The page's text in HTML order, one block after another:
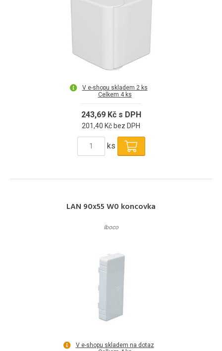
V e-shopu skladem 2 ks
Celkem 4 ks
243,69 Kč s DPH
201,40 Kč bez DPH
ks
LAN 90x55 W0 koncovka
Iboco
V e-shopu skladem na dotaz